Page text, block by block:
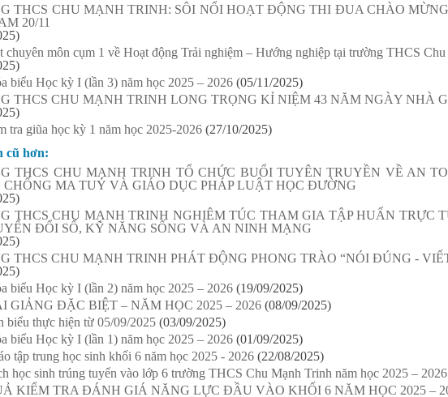
THCS CHU MẠNH TRINH: SÔI NỔI HOẠT ĐỘNG THI ĐUA CHÀO
20/11
chuyên môn cụm 1 về Hoạt động Trải nghiệm – Hướng nghiệp tại trường THCS
biểu Học kỳ I (lần 3) năm học 2025 – 2026 (05/11/2025)
THCS CHU MẠNH TRINH LONG TRỌNG KỈ NIỆM 43 NĂM NGÀY NHÀ
tra giũa học kỳ 1 năm học 2025-2026 (27/10/2025)
cũ hơn:
THCS CHU MẠNH TRINH TỔ CHỨC BUỔI TUYÊN TRUYỀN VỀ AN
CHỐNG MA TUÝ VÀ GIÁO DỤC PHÁP LUẬT HỌC ĐƯỜNG
THCS CHU MẠNH TRINH NGHIÊM TÚC THAM GIA TẬP HUẤN TRỰC
ĐỔI SỐ, KỸ NĂNG SỐNG VÀ AN NINH MẠNG
THCS CHU MẠNH TRINH PHÁT ĐỘNG PHONG TRÀO “NÓI ĐÚNG -
biểu Học kỳ I (lần 2) năm học 2025 – 2026 (19/09/2025)
GIẢNG ĐẶC BIỆT – NĂM HỌC 2025 – 2026 (08/09/2025)
biểu thực hiện từ 05/09/2025 (03/09/2025)
biểu Học kỳ I (lần 1) năm học 2025 – 2026 (01/09/2025)
tập trung học sinh khối 6 năm học 2025 - 2026 (22/08/2025)
học sinh trúng tuyển vào lớp 6 trường THCS Chu Mạnh Trinh năm học 2025 – 2026
KIỂM TRA ĐÁNH GIÁ NĂNG LỰC ĐẦU VÀO KHỐI 6 NĂM HỌC 2025 –